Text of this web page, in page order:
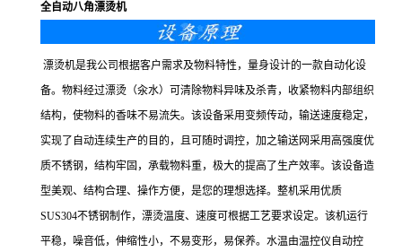
全自动八角漂烫机
漂烫机是我公司根据客户需求及物料特性，量身设计的一款自动化设
备。物料经过漂烫（汆水）可清除物料异味及杀青，收紧物料内部组织
结构，使物料的香味不易流失。该设备采用变频传动，输送速度稳定，
实现了自动连续生产的目的，且可随时调控，加之输送网采用高强度优
质不锈钢，结构牢固，承载物料重，极大的提高了生产效率。该设备造
型美观、结构合理、操作方便，是您的理想选择。整机采用优质
SUS304不锈钢制作，漂烫温度、速度可根据工艺要求设定。该机运行
平稳，噪音低，伸缩性小，不易变形，易保养。水温由温控仪自动控